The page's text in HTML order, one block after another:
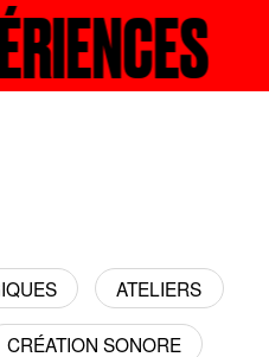
ATELIERS
CRÉATION SONORE